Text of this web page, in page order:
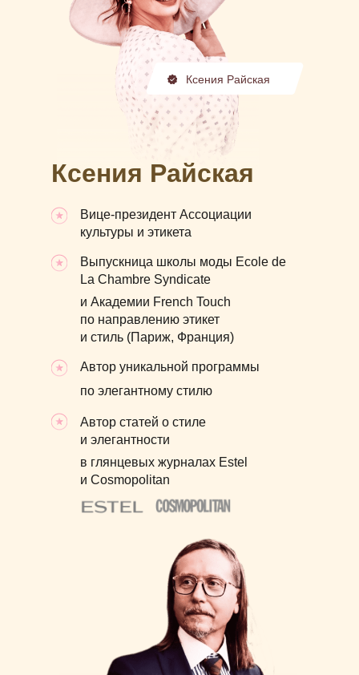
Вице-президент Ассоциации
культуры и этикета
Ксения Райская
Выпускница школы моды Ecole de
La Chambre Syndicate
и Академии French Touch
по направлению этикет
и стиль (Париж, Франция)
по элегантному стилю
в глянцевых журналах Estel
и Cosmopolitan
Автор уникальной программы
Автор статей о стиле
и элегантности
Ксения Райская